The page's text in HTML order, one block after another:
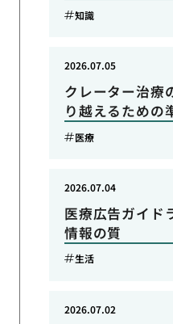
知識
クレーター治療
り越えるための
2026.07.05
医療
医療広告ガイド
情報の質
2026.07.04
生活
2026.07.02